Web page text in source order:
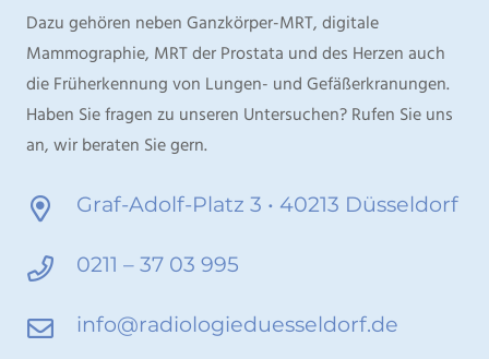
Dazu gehören neben Ganzkörper-MRT, digitale
Mammographie, MRT der Prostata und des Herzen auch
die Früherkennung von Lungen- und Gefäßerkranungen.
Haben Sie fragen zu unseren Untersuchen? Rufen Sie uns
an, wir beraten Sie gern.
Graf-Adolf-Platz 3 • 40213 Düsseldorf
0211 – 37 03 995
info@radiologieduesseldorf.de